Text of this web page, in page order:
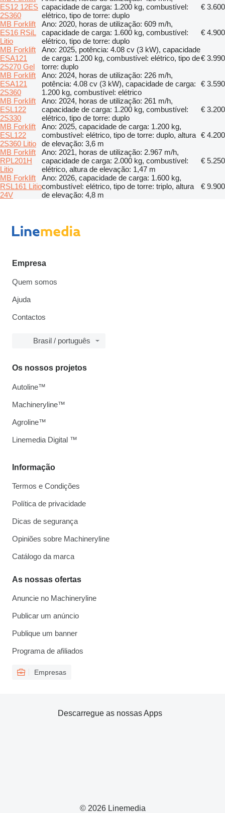
ES12 12ES
2S360
capacidade de carga: 1.200 kg, combustível:
elétrico, tipo de torre: duplo
€ 3.600
MB Forklift
ES16 RSiL
Litio
Ano: 2020, horas de utilização: 609 m/h,
capacidade de carga: 1.600 kg, combustível:
elétrico, tipo de torre: duplo
€ 4.900
MB Forklift
ESA121
2S270 Gel
Ano: 2025, potência: 4.08 cv (3 kW), capacidade
de carga: 1.200 kg, combustível: elétrico, tipo de
torre: duplo
€ 3.990
MB Forklift
ESA121
2S360
Ano: 2024, horas de utilização: 226 m/h,
potência: 4.08 cv (3 kW), capacidade de carga:
1.200 kg, combustível: elétrico
€ 3.590
MB Forklift
ESL122
2S330
Ano: 2024, horas de utilização: 261 m/h,
capacidade de carga: 1.200 kg, combustível:
elétrico, tipo de torre: duplo
€ 3.200
MB Forklift
ESL122
2S360 Litio
Ano: 2025, capacidade de carga: 1.200 kg,
combustível: elétrico, tipo de torre: duplo, altura
de elevação: 3,6 m
€ 4.200
MB Forklift
RPL201H
Litio
Ano: 2021, horas de utilização: 2.967 m/h,
capacidade de carga: 2.000 kg, combustível:
elétrico, altura de elevação: 1,47 m
€ 5.250
MB Forklift
RSL161 Litio
24V
Ano: 2026, capacidade de carga: 1.600 kg,
combustível: elétrico, tipo de torre: triplo, altura
de elevação: 4,8 m
€ 9.900
Empresa
Quem somos
Ajuda
Contactos
Brasil / português
Informação
Termos e Condições
Política de privacidade
Dicas de segurança
Opiniões sobre Machineryline
Catálogo da marca
As nossas ofertas
Anuncie no Machineryline
Publicar um anúncio
Publique um banner
Programa de afiliados
Empresas
Os nossos projetos
Autoline™
Machineryline™
Agroline™
Linemedia Digital ™
© 2026 Linemedia
Descarregue as nossas Apps